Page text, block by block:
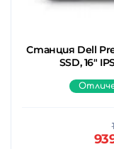
Станция Dell
SSD, 16"